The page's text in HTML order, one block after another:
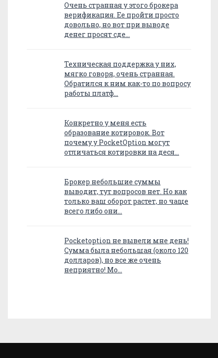
Очень странная у этого брокера
верификация. Ее пройти просто
довольно, но вот при выводе
денег просят сде…
Техническая поддержка у них,
мягко говоря, очень странная.
Обратился к ним как-то по вопросу
работы платф…
Конкретно у меня есть
образование котировок. Вот
почему у PocketOption могут
отличаться котировки на деся…
Брокер небольшие суммы
выводит, тут вопросов нет. Но как
только ваш оборот растет, но чаще
всего либо они…
Pocketoption не вывели мне день!
Сумма была небольшая (около 120
долларов), но все же очень
неприятно! Мо…